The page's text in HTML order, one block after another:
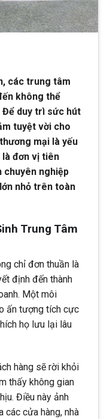
các trung tâm
không thể
duy trì sức hút
tuyệt vời cho
mại là yếu
đơn vị tiên
chuyên nghiệp
nhỏ trên toàn
Trung Tâm
chỉ đơn thuần là
định đến thành
Một môi
ấn tượng tích cực
họ lưu lại lâu
hàng sẽ rời khỏi
thấy không gian
Điều này ảnh
các cửa hàng, nhà